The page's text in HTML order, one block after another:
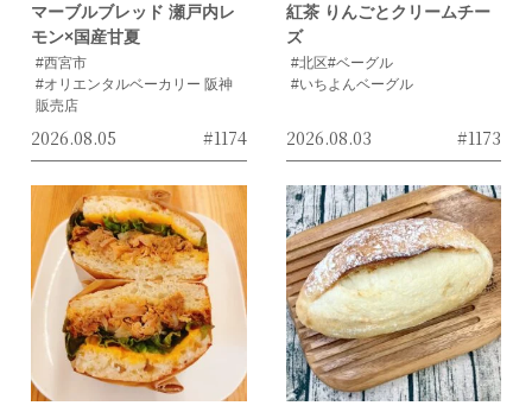
マーブルブレッド 瀬戸内レ
モン×国産甘夏
#西宮市
#オリエンタルベーカリー 阪神
販売店
2026.08.05 #1174
紅茶 りんごとクリームチー
ズ
#北区#ベーグル
#いちよんベーグル
2026.08.03 #1173